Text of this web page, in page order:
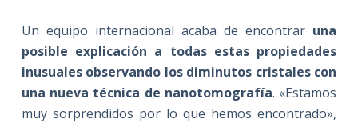
Un equipo internacional acaba de encontrar una
posible explicación a todas estas propiedades
inusuales observando los diminutos cristales con
una nueva técnica de nanotomografía. «Estamos
muy sorprendidos por lo que hemos encontrado»,